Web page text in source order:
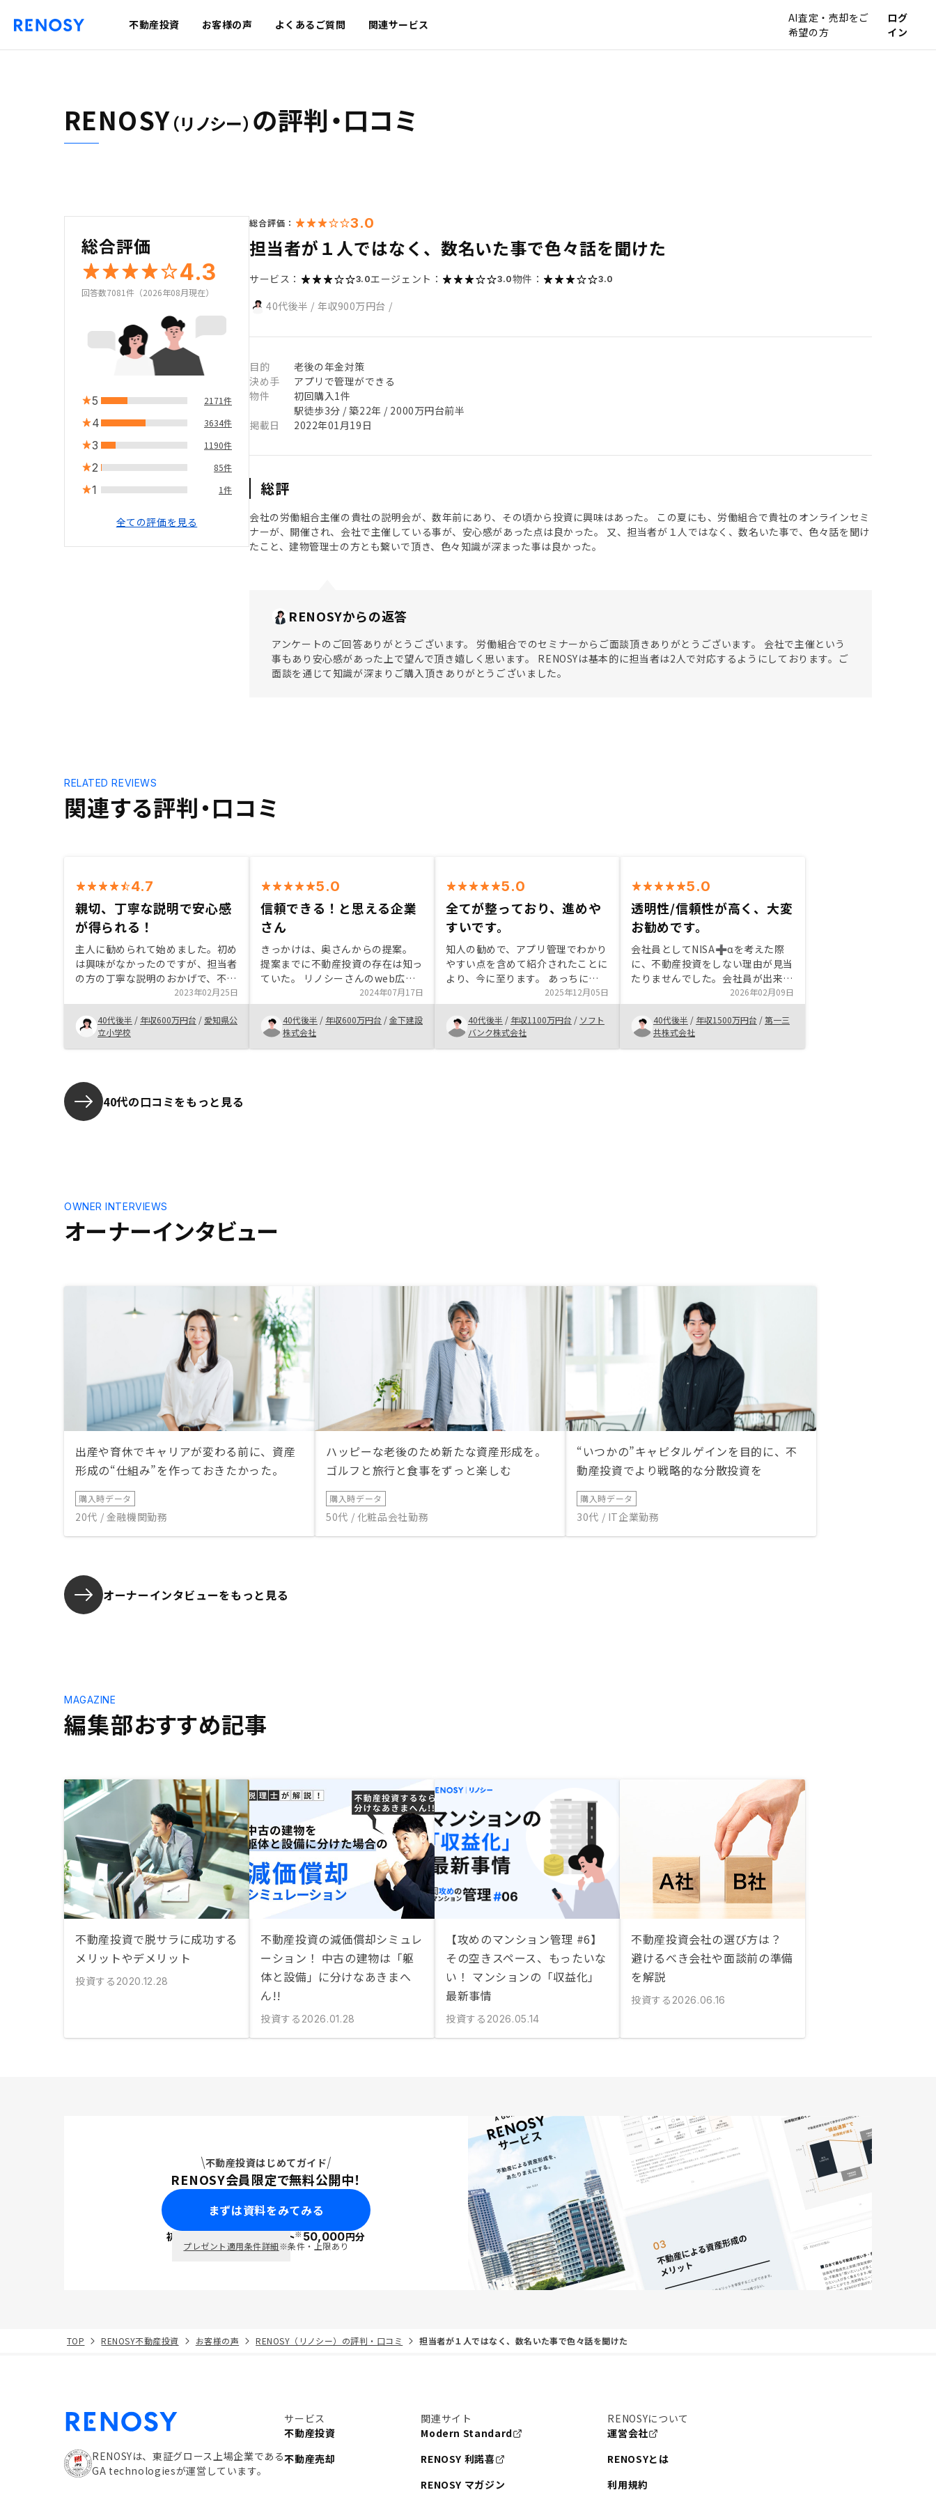
不動産投資 お客様の声 よくあるご質問 関連サービス
AI査定・売却をご
希望の方
ログ
イン
RENOSY（リノシー） の評判・口コミ
総合評価
4.3
回答数7081件（2026年08月現在）
5 2171件
4 3634件
3 1190件
2 85件
1 1件
全ての評価を見る
総合評価： 3.0
担当者が１人ではなく、数名いた事で色々話を聞けた
サービス： 3.0エージェント： 3.0物件： 3.0
40代後半 / 年収900万円台 /
目的
老後の年金対策
決め手
アプリで管理ができる
物件
初回購入1件
駅徒歩3分 / 築22年 / 2000万円台前半
掲載日
2022年01月19日
総評
会社の労働組合主催の貴社の説明会が、数年前にあり、その頃から投資に興味はあった。 この夏にも、労働組合で貴社のオンラインセミ
ナーが、開催され、会社で主催している事が、安心感があった点は良かった。 又、担当者が１人ではなく、数名いた事で、色々話を聞け
たこと、建物管理士の方とも繋いで頂き、色々知識が深まった事は良かった。
RENOSYからの返答
アンケートのご回答ありがとうございます。 労働組合でのセミナーからご面談頂きありがとうございます。 会社で主催という
事もあり安心感があった上で望んで頂き嬉しく思います。 RENOSYは基本的に担当者は2人で対応するようにしております。ご
面談を通じて知識が深まりご購入頂きありがとうございました。
関連する評判・口コミ
RELATED REVIEWS
4.7
親切、丁寧な説明で安心感
が得られる！
主人に勧められて始めました。初め
は興味がなかったのですが、担当者
の方の丁寧な説明のおかげで、不動
産投資とはどういうものかを理解で
き、安心して始められることができ
ました。また、仕事が忙しくても、
煩雑な手続きをやって下さり、こち
らの手間がほとんどなかったのもよ
2023年02月25日
40代後半 / 年収600万円台 / 愛知県公
立小学校
5.0
信頼できる！と思える企業
さん
きっかけは、奥さんからの提案。
提案までに不動産投資の存在は知っ
ていた。 リノシーさんのweb広告
をよく見た。 株価をみても、見る
ようになってからでも 500円ほど上
がってる。 信頼できるなぁと思
う。 おすすめポイントとしては、
リノシーグループで完結するから、
2024年07月17日
40代後半 / 年収600万円台 /金下建設
株式会社
5.0
全てが整っており、進めや
すいです。
知人の勧めで、アプリ管理でわかり
やすい点を含めて紹介されたことに
より、今に至ります。 あっちに連
絡、こっちに連絡、ここに提出な
ど、本来ならば処理が多方面で混乱
しがだと思いますが、ある程度一気
通貫で整っており、分かりやすいで
す。より詳細に年収や税なども踏ま
2025年12月05日
40代後半 / 年収1100万円台 / ソフト
バンク株式会社
5.0
透明性/信頼性が高く、大変
お勧めです。
会社員としてNISA➕αを考えた際
に、不動産投資をしない理由が見当
たりませんでした。会社員が出来る
ベストプラクティスだと思います。
以前は不動産投資に対して懐疑的で
したが、リノシーの透明性の高さや
将来性に惹かれ、購入することにし
ました。
2026年02月09日
40代後半 / 年収1500万円台 /第一三
共株式会社
40代の口コミをもっと見る
オーナーインタビュー
OWNER INTERVIEWS
出産や育休でキャリアが変わる前に、資産
形成の“仕組み”を作っておきたかった。
購入時データ
20代 / 金融機関勤務
ハッピーな老後のため新たな資産形成を。
ゴルフと旅行と食事をずっと楽しむ
購入時データ
50代 / 化粧品会社勤務
“いつかの”キャピタルゲインを目的に、不
動産投資でより戦略的な分散投資を
購入時データ
30代 / IT企業勤務
オーナーインタビューをもっと見る
編集部おすすめ記事
MAGAZINE
不動産投資で脱サラに成功する
メリットやデメリット
投資する 2020.12.28
不動産投資の減価償却シミュレ
ーション！ 中古の建物は「躯
体と設備」に分けなあきまへ
ん!!
投資する 2026.01.28
【攻めのマンション管理 #6】
その空きスペース、もったいな
い！ マンションの「収益化」
最新事情
投資する 2026.05.14
不動産投資会社の選び方は？
避けるべき会社や面談前の準備
を解説
投資する 2026.06.16
不動産投資はじめてガイド
RENOSY会員限定で無料公開中！
まずは資料をみてみる
初回面談で ポイント※50,000円分
プレゼント適用条件詳細※条件・上限あり
TOP RENOSY不動産投資 お客様の声 RENOSY（リノシー）の評判・口コミ 担当者が１人ではなく、数名いた事で色々話を聞けた
RENOSYは、東証グロース上場企業である
GA technologiesが運営しています。
サービス
不動産投資
不動産売却
関連サイト
Modern Standard
RENOSY 利諾喜
RENOSY マガジン
RENOSYについて
運営会社
RENOSYとは
利用規約